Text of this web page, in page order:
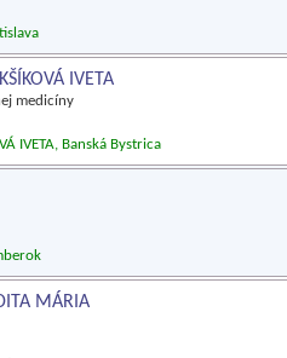
IVETA
medicíny
IVETA, Banská Bystrica
MÁRIA